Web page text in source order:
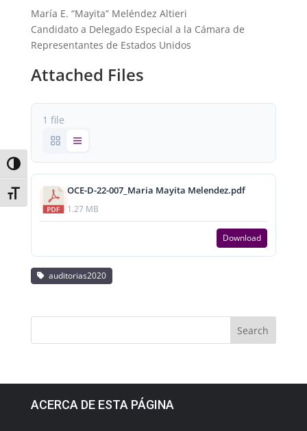
Toggle High Contrast
Toggle Font size
María E. “Mayita” Meléndez Altieri
Candidato a Delegado Especial a la Cámara de
Representantes de Estados Unidos
Attached Files
1 file
OCE-D-22-007_Maria Mayita Melendez.pdf
1.27 MB
Download
auditorias2020
ACERCA DE ESTA PÁGINA